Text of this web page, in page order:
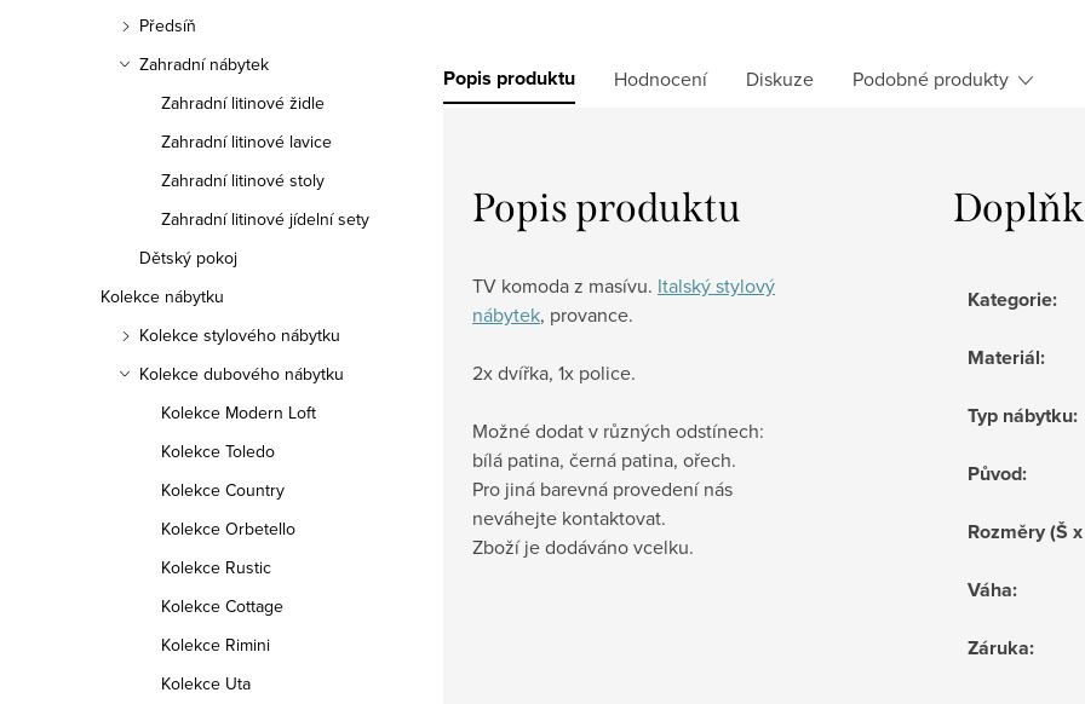
Předsíň
Zahradní nábytek
Zahradní litinové židle
Zahradní litinové lavice
Zahradní litinové stoly
Zahradní litinové jídelní sety
Dětský pokoj
Kolekce nábytku
Kolekce stylového nábytku
Kolekce dubového nábytku
Kolekce Modern Loft
Kolekce Toledo
Kolekce Country
Kolekce Orbetello
Kolekce Rustic
Kolekce Cottage
Kolekce Rimini
Kolekce Uta
Popis produktu Hodnocení Diskuze Podobné produkty
Popis produktu
TV komoda z masívu. Italský stylový
nábytek, provance.
2x dvířka, 1x police.
Možné dodat v různých odstínech:
bílá patina, černá patina, ořech.
Pro jiná barevná provedení nás
neváhejte kontaktovat.
Zboží je dodáváno vcelku.
Kategorie:
Materiál:
Typ nábytku:
Původ:
Rozměry (Š
Váha:
Záruka: